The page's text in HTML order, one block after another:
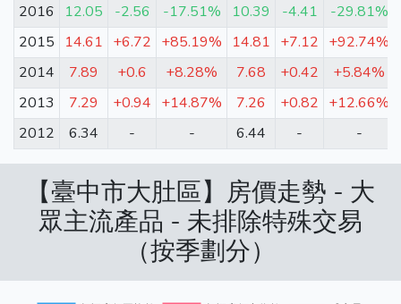
2016
12.05 -2.56 -17.51% 10.39 -4.41
-29.81%
2015
14.61 +6.72 +85.19% 14.81 +7.12 +92.74%
2014
7.89 +0.6 +8.28% 7.68 +0.42
+5.84%
2013
7.29 +0.94 +14.87% 7.26 +0.82 +12.66%
2012
6.34 - - 6.44 - -
【臺中市大肚區】房價走勢 - 大
眾主流產品 - 未排除特殊交易
（按季劃分）